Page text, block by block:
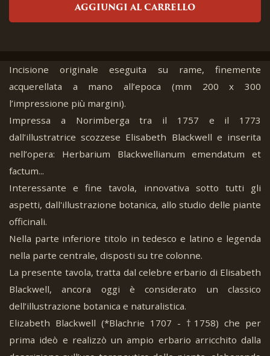
AGGIUNGI AL CARRELLO
Incisione originale eseguita su rame, finemente
acquerellata a mano all’epoca (mm 200 x 300
l’impressione più margini).
Impressa a Norimberga tra il 1757 e il 1773
dall’illustratrice scozzese Elisabeth Blackwell e inserita
nell’opera: Herbarium Blackwellianum emendatum et
factum...
Interessante e fine tavola, innovativa sotto tutti gli
aspetti, dall'illustrazione botanica, allo studio delle piante
officinali.
Nella parte inferiore titolo in tedesco e latino e legenda
nella parte centrale, disposti su tre colonne.
La presente tavola, tratta dal celebre erbario di Elisabeth
Blackwell, ancora oggi è considerato un classico
dell’illustrazione botanica e naturalistica.
Elizabeth Blackwell (*Blachrie 1707 - †1758) che per
prima ideò e realizzò un ampio erbario arricchito dalla